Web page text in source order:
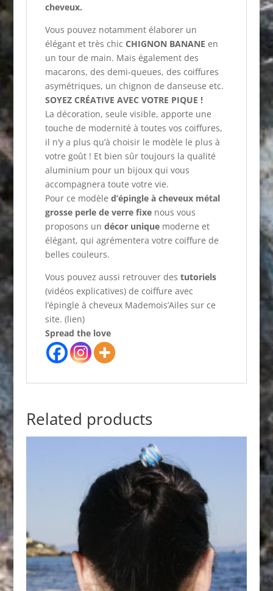
cheveux.
Vous pouvez notamment élaborer un
élégant et très chic CHIGNON BANANE en
un tour de main. Mais également des
macarons, des demi-queues, des coiffures
asymétriques, un chignon de danseuse etc.
SOYEZ CRÉATIVE AVEC VOTRE PIQUE !
La décoration, seule visible, apporte une
touche de modernité à toutes vos coiffures,
il n’y a plus qu’à choisir le modèle le plus à
votre goût ! Et bien sûr toujours la qualité
aluminium pour un bijoux qui vous
accompagnera toute votre vie.
Pour ce modèle d’épingle à cheveux métal
grosse perle de verre fixenous vous
proposons un décor uniquemoderne et
élégant, qui agrémentera votre coiffure de
belles couleurs.
Vous pouvez aussi retrouver des tutoriels
(vidéos explicatives) de coiffure avec
l’épingle à cheveux Mademois’Ailes sur ce
site. (lien)
Spread the love
Related products